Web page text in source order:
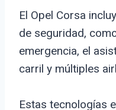
El Opel Corsa
de seguridad,
emergencia, el
carril y múltiples
Estas tecnologías